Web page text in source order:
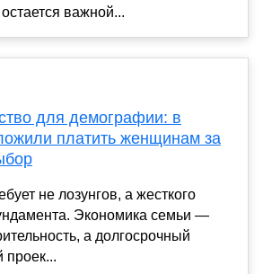
важной...
для демографии: в
платить женщинам за
не лозунгов, а жесткого
Экономика семьи —
а долгосрочный
проек...